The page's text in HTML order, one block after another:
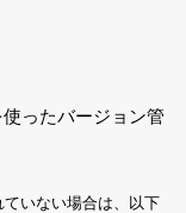
ったバージョン管
ていない場合は、以下